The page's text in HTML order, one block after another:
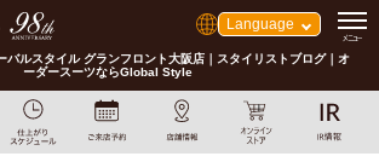
Language
バルスタイル グランフロント大阪店｜スタイリストブログ｜オ
ーダースーツならGlobal Style